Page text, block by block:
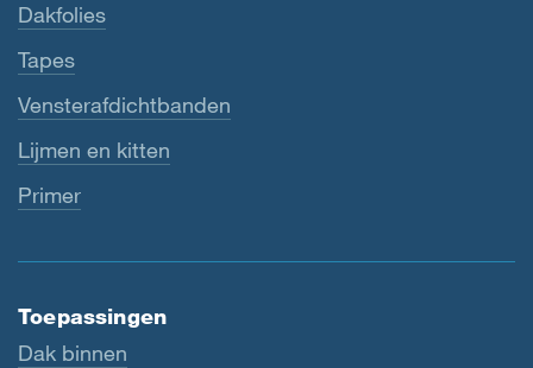
Dakfolies
Tapes
Vensterafdichtbanden
Lijmen en kitten
Primer
Toepassingen
Dak binnen